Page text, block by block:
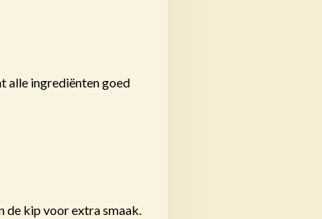
alle ingrediënten goed
de kip voor extra smaak.